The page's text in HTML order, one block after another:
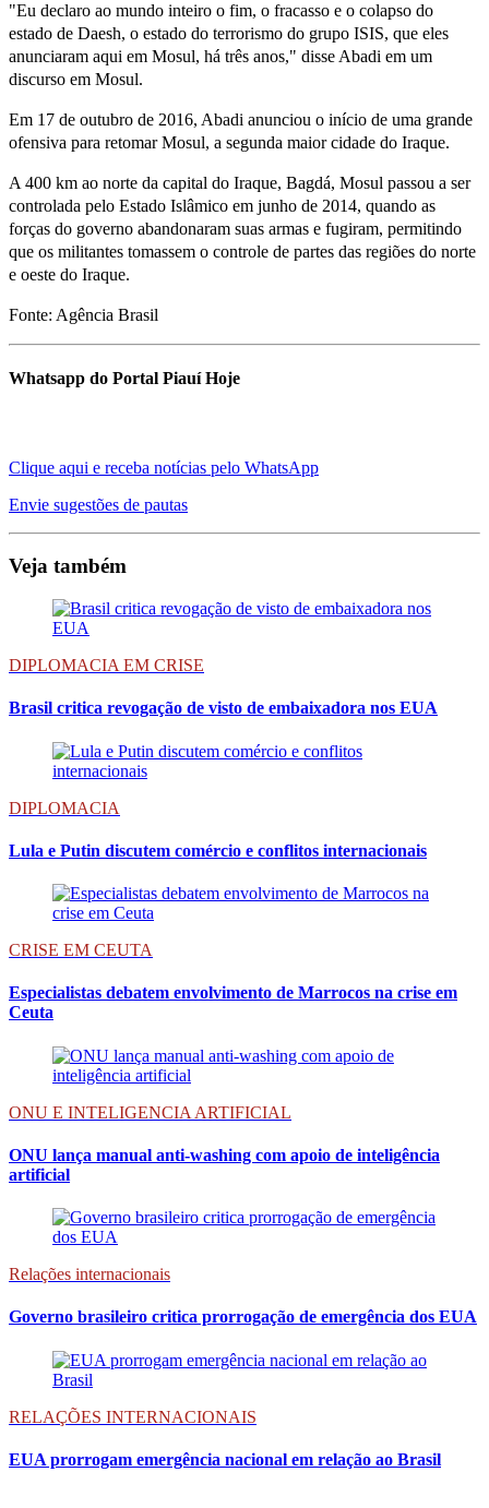
"Eu declaro ao mundo inteiro o fim, o fracasso e o colapso do
estado de Daesh, o estado do terrorismo do grupo ISIS, que eles
anunciaram aqui em Mosul, há três anos," disse Abadi em um
discurso em Mosul.
Em 17 de outubro de 2016, Abadi anunciou o início de uma grande
ofensiva para retomar Mosul, a segunda maior cidade do Iraque.
A 400 km ao norte da capital do Iraque, Bagdá, Mosul passou a ser
controlada pelo Estado Islâmico em junho de 2014, quando as
forças do governo abandonaram suas armas e fugiram, permitindo
que os militantes tomassem o controle de partes das regiões do norte
e oeste do Iraque.
Fonte: Agência Brasil
Whatsapp do Portal Piauí Hoje
Clique aqui e receba notícias pelo WhatsApp
Envie sugestões de pautas
Veja também
DIPLOMACIA EM CRISE
Brasil critica revogação de visto de embaixadora nos EUA
DIPLOMACIA
Lula e Putin discutem comércio e conflitos internacionais
CRISE EM CEUTA
Especialistas debatem envolvimento de Marrocos na crise em
Ceuta
ONU E INTELIGENCIA ARTIFICIAL
ONU lança manual anti-washing com apoio de inteligência
artificial
Relações internacionais
Governo brasileiro critica prorrogação de emergência dos EUA
RELAÇÕES INTERNACIONAIS
EUA prorrogam emergência nacional em relação ao Brasil